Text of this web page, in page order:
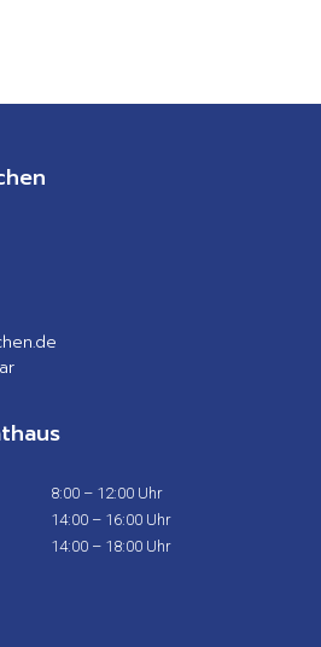
8:00 – 12:00 Uhr
14:00 – 16:00 Uhr
14:00 – 18:00 Uhr